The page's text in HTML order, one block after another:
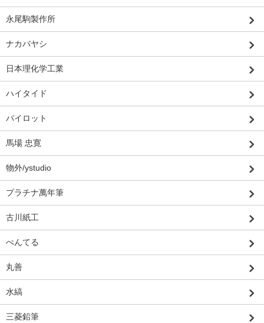
永尾駒製作所
ナカバヤシ
日本理化学工業
ハイタイド
パイロット
馬場 忠寛
物外/ystudio
プラチナ萬年筆
古川紙工
ぺんてる
丸善
水縞
三菱鉛筆